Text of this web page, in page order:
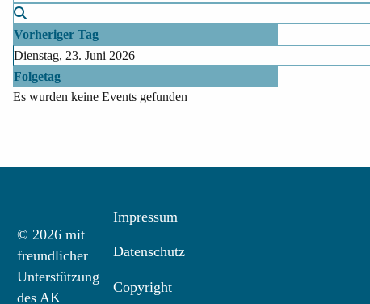
Vorheriger Tag
Dienstag, 23. Juni 2026
Folgetag
Es wurden keine Events gefunden
© 2026 mit
freundlicher
Unterstützung
des AK
Impressum
Datenschutz
Copyright